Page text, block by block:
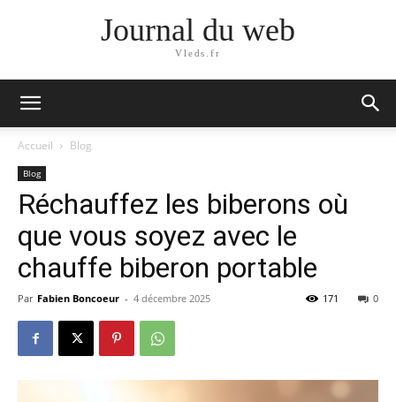
Journal du web
Vleds.fr
Accueil Blog
Blog
Réchauffez les biberons où
que vous soyez avec le
chauffe biberon portable
Par Fabien Boncoeur - 4 décembre 2025 0
171